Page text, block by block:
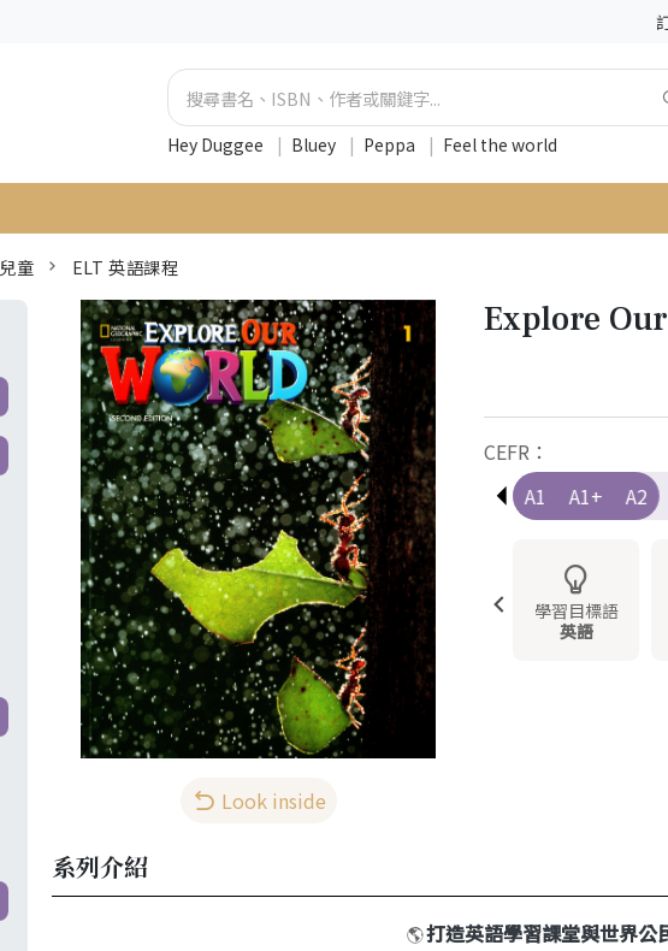
Hey Duggee | Bluey | Peppa | Feel the world
兒童 ELT 英語課程
Look inside
Explore
CEFR：
Pre-A1
A1 A1+ A2
學習目標語
英語
系列介紹
🌎打造英語學習課堂與世界公